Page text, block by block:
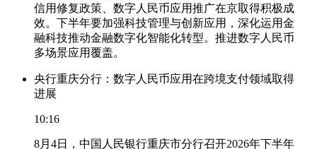
信用修复政策、数字人民币应用推广在京取得积极成
效。下半年要加强科技管理与创新应用，深化运用金
融科技推动金融数字化智能化转型。推进数字人民币
多场景应用覆盖。
央行重庆分行：数字人民币应用在跨境支付领域取得
进展
10:16
8月4日，中国人民银行重庆市分行召开2026年下半年